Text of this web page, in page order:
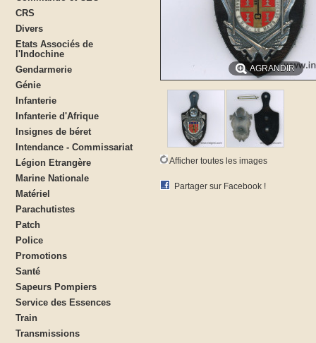
CRS
Divers
Etats Associés de
l'Indochine
Gendarmerie
Génie
Infanterie
Infanterie d'Afrique
Insignes de béret
Intendance - Commissariat
Légion Etrangère
Marine Nationale
Matériel
Parachutistes
Patch
Police
Promotions
Santé
Sapeurs Pompiers
Service des Essences
Train
Transmissions
AGRANDIR
Afficher toutes les images
Partager sur Facebook !